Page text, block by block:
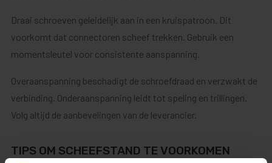
Draai schroeven geleidelijk aan in een kruispatroon. Dit
voorkomt dat connectoren scheef trekken. Gebruik een
momentsleutel voor consistente aanspanning.
Overaanspanning beschadigt de schroefdraad en verzwakt de
verbinding. Onderaanspanning leidt tot speling en trillingen.
Volg altijd de aanbevelingen van de leverancier.
TIPS OM SCHEEFSTAND TE VOORKOMEN